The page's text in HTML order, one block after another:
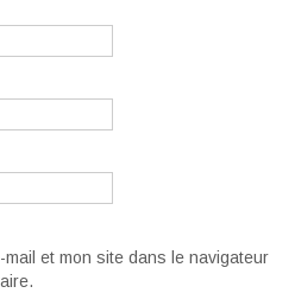
et mon site dans le navigateur